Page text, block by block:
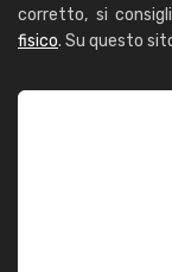
corretto, si
fisico. Su questo